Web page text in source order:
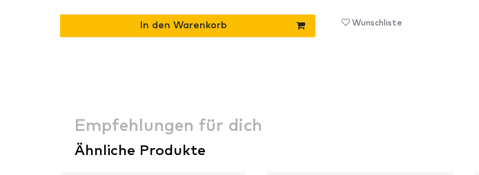
In den Warenkorb Wunschliste
Empfehlungen für dich
Ähnliche Produkte